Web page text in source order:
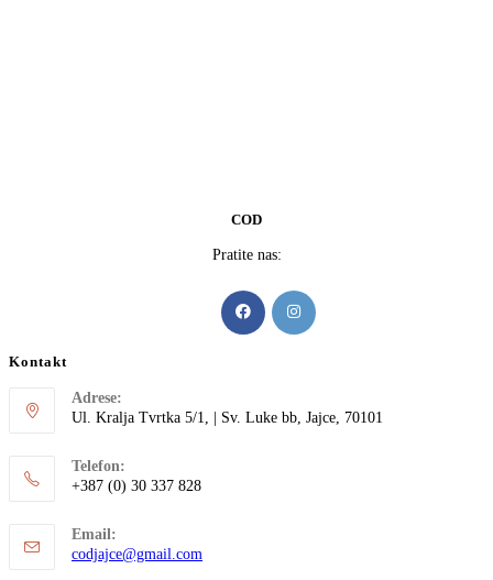
COD
Pratite nas:
Kontakt
Adrese:
Ul. Kralja Tvrtka 5/1, | Sv. Luke bb, Jajce, 70101
Telefon:
+387 (0) 30 337 828
Email:
codjajce@gmail.com